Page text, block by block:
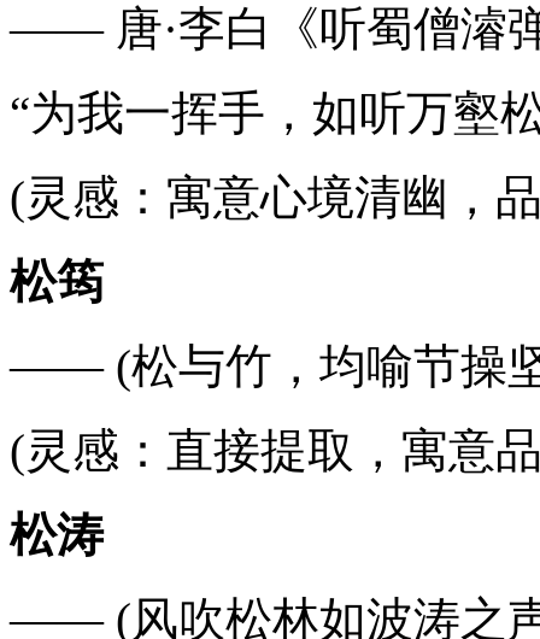
—— 唐·李白《听蜀僧濬
“为我一挥手，如听万壑
(灵感：寓意心境清幽，
松筠
—— (松与竹，均喻节操
(灵感：直接提取，寓意
松涛
—— (风吹松林如波涛之